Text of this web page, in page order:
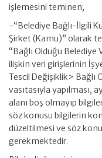
işlemesini teminen;
-“Belediye Bağlı-İlgili
Şirket (Kamu)” olarak
“Bağlı Olduğu Belediye
ilişkin veri girişlerinin
Tescil Değişiklik> Bağlı
vasıtasıyla yapılması,
alanı boş olmayıp
söz konusu bilgilerin
düzeltilmesi ve söz
gerekmektedir.